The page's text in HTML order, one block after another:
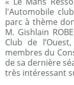
l'Automobile
parc à thème
M. Gishlain
Club de
membres du
de sa dernière
très intéressant